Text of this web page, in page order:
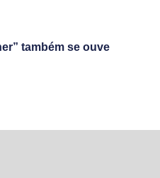
também se ouve